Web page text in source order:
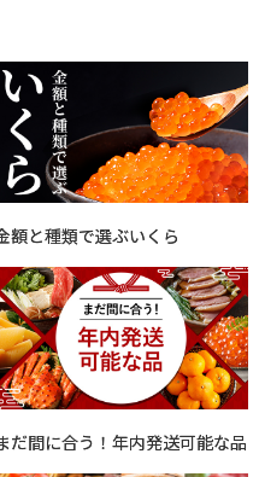
額と種類で選ぶいくら
だ間に合う！年内発送可能な品